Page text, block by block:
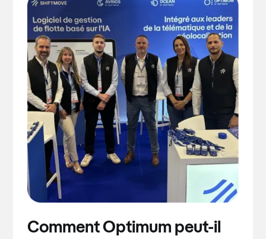
Comment Optimum peut-il